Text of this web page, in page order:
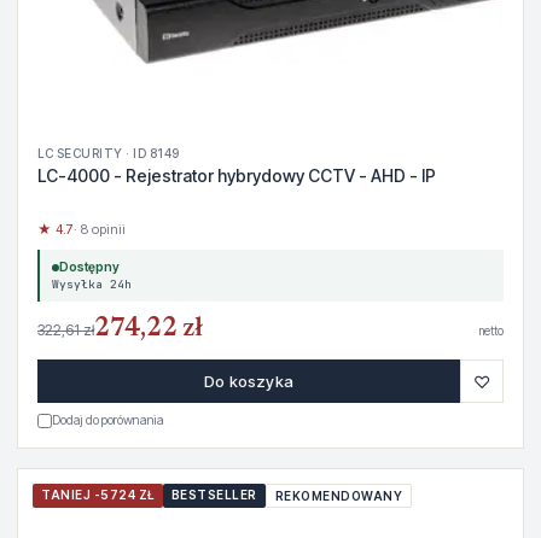
LC SECURITY · ID 8149
LC-4000 - Rejestrator hybrydowy CCTV - AHD - IP
★ 4.7· 8 opinii
Dostępny
Wysyłka 24h
322,61 zł274,22 zł netto
Do koszyka ♡
Dodaj do porównania
TANIEJ -5724 ZŁ BESTSELLER REKOMENDOWANY